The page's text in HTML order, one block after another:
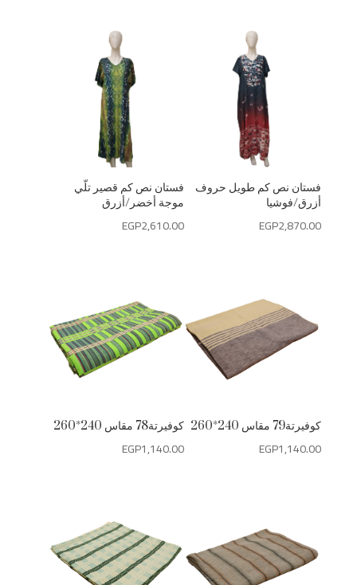
فستان نص كم قصير تلّي
موجة أخضر/أزرق
EGP2,610.00
فستان نص كم طويل حروف
أزرق/فوشيا
EGP2,870.00
كوفيرتة78 مقاس 240*260
EGP1,140.00
كوفيرتة79 مقاس 240*260
EGP1,140.00